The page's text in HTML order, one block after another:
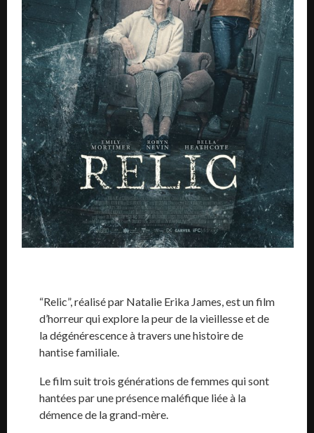
“Relic”, réalisé par Natalie Erika James, est un film
d’horreur qui explore la peur de la vieillesse et de
la dégénérescence à travers une histoire de
hantise familiale.
Le film suit trois générations de femmes qui sont
hantées par une présence maléfique liée à la
démence de la grand-mère.